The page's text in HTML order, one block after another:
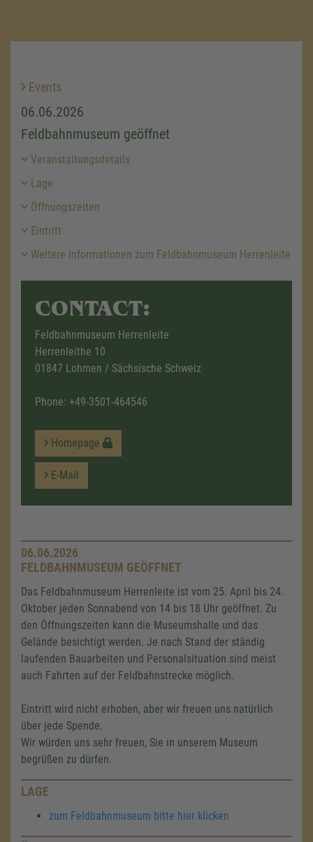
Events
06.06.2026
Feldbahnmuseum geöffnet
Veranstaltungsdetails
Lage
Öffnungszeiten
Eintritt
Weitere Informationen zum Feldbahnmuseum Herrenleite
CONTACT:
Feldbahnmuseum Herrenleite
Herrenleithe 10
01847 Lohmen / Sächsische Schweiz
Phone: +49-3501-464546
Homepage
E-Mail
06.06.2026
FELDBAHNMUSEUM GEÖFFNET
Das Feldbahnmuseum Herrenleite ist vom 25. April bis 24.
Oktober jeden Sonnabend von 14 bis 18 Uhr geöffnet. Zu
den Öffnungszeiten kann die Museumshalle und das
Gelände besichtigt werden. Je nach Stand der ständig
laufenden Bauarbeiten und Personalsituation sind meist
auch Fahrten auf der Feldbahnstrecke möglich.
Eintritt wird nicht erhoben, aber wir freuen uns natürlich
über jede Spende.
Wir würden uns sehr freuen, Sie in unserem Museum
begrüßen zu dürfen.
LAGE
zum Feldbahnmuseum bitte hier klicken